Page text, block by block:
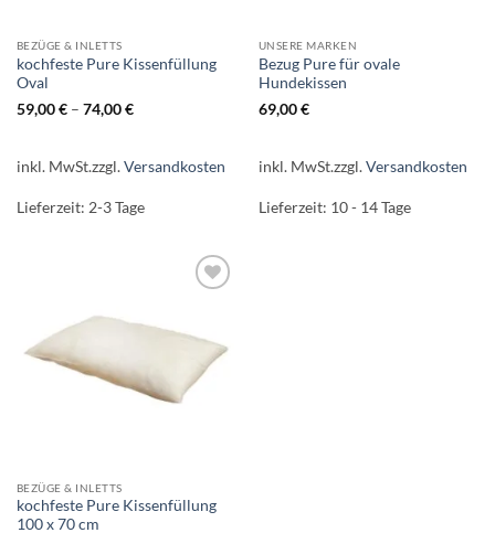
BEZÜGE & INLETTS
kochfeste Pure Kissenfüllung
Oval
59,00€– 74,00€
inkl. MwSt.zzgl.Versandkosten
Lieferzeit: 2-3 Tage
UNSERE MARKEN
Bezug Pure für ovale
Hundekissen
69,00€
inkl. MwSt.zzgl.Versandkosten
Lieferzeit: 10 - 14 Tage
BEZÜGE & INLETTS
kochfeste Pure Kissenfüllung
100 x 70 cm